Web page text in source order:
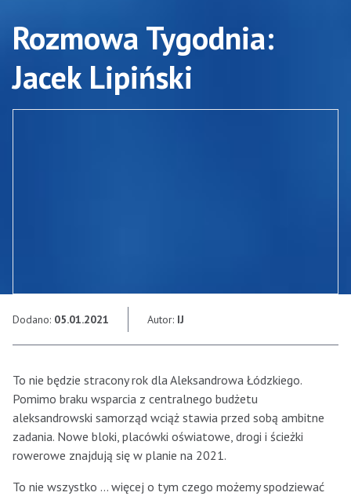
Rozmowa Tygodnia:
Jacek Lipiński
Dodano: 05.01.2021 Autor: IJ
To nie będzie stracony rok dla Aleksandrowa Łódzkiego.
Pomimo braku wsparcia z centralnego budżetu
aleksandrowski samorząd wciąż stawia przed sobą ambitne
zadania. Nowe bloki, placówki oświatowe, drogi i ścieżki
rowerowe znajdują się w planie na 2021.
To nie wszystko … więcej o tym czego możemy spodziewać